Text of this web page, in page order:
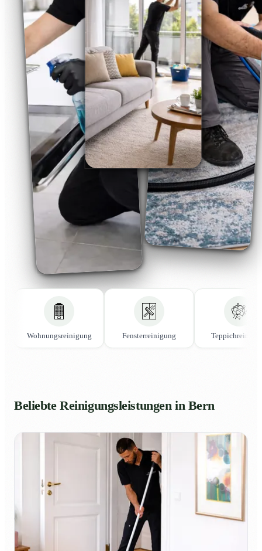
Wohnungsreinigung Fensterreinigung
Beliebte Reinigungsleistungen in Bern